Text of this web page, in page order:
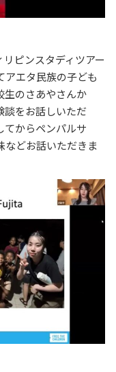
ピンスタディツアー
アエタ民族の子ども
生のさあやさんか
談をお話しいただ
てからペンパルサ
などお話いただきま